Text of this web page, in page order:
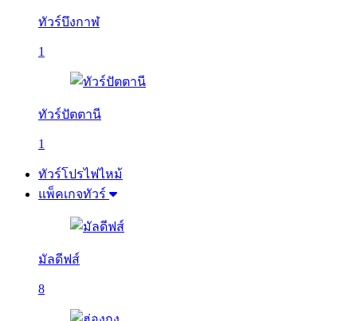
ทัวร์บึงกาฬ
1
ทัวร์ปัตตานี
1
ทัวร์โปรไฟไหม้
แพ็คเกจทัวร์
มัลดีฟส์
8